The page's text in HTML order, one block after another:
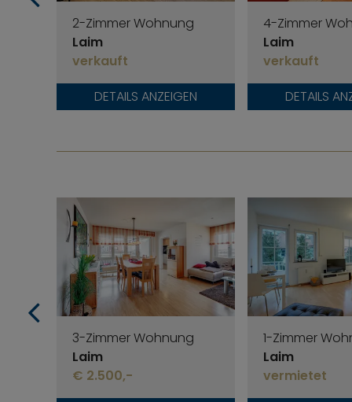
2-Zimmer Wohnung
Laim
verkauft
DETAILS ANZEIGEN
4-Zimmer
Laim
verkauft
DETAILS
3-Zimmer Wohnung
Laim
€ 2.500,-
1-Zimmer
Laim
vermietet